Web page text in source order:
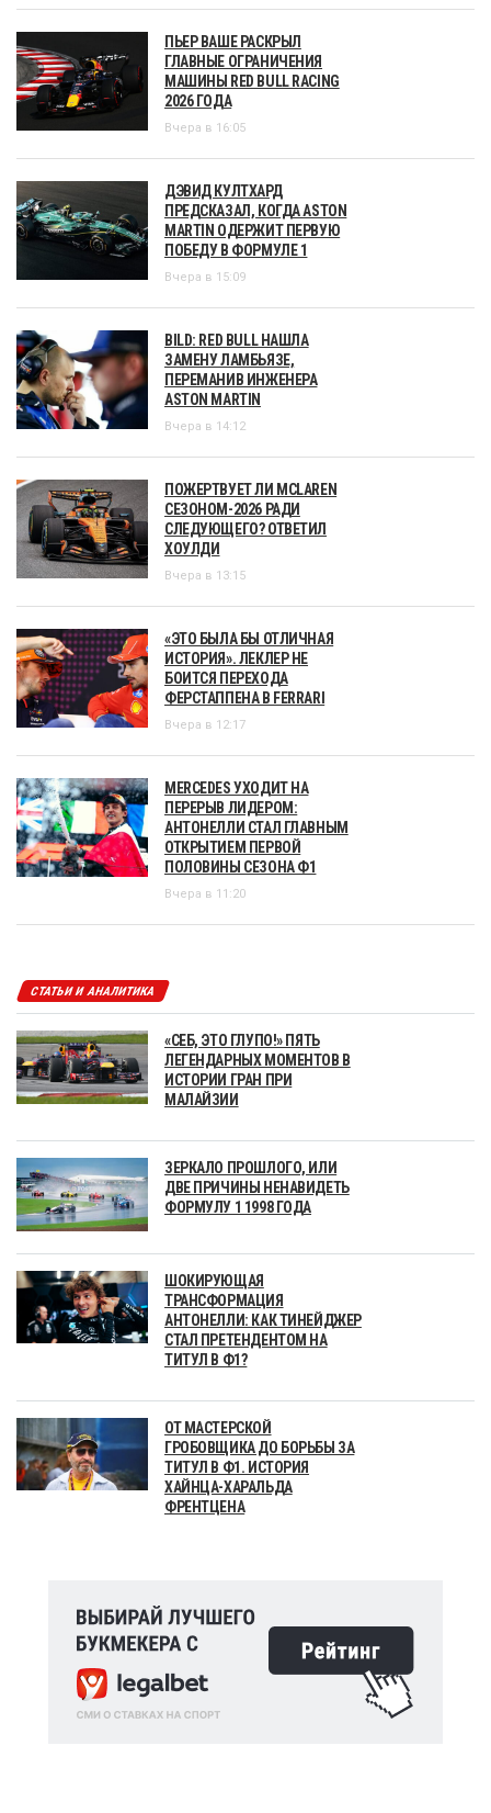
ПЬЕР ВАШЕ РАСКРЫЛ
ГЛАВНЫЕ ОГРАНИЧЕНИЯ
МАШИНЫ RED BULL RACING
2026 ГОДА
Вчера в 16:05
ДЭВИД КУЛТХАРД
ПРЕДСКАЗАЛ, КОГДА ASTON
MARTIN ОДЕРЖИТ ПЕРВУЮ
ПОБЕДУ В ФОРМУЛЕ 1
Вчера в 15:09
BILD: RED BULL НАШЛА
ЗАМЕНУ ЛАМБЬЯЗЕ,
ПЕРЕМАНИВ ИНЖЕНЕРА
ASTON MARTIN
Вчера в 14:12
ПОЖЕРТВУЕТ ЛИ MCLAREN
СЕЗОНОМ-2026 РАДИ
СЛЕДУЮЩЕГО? ОТВЕТИЛ
ХОУЛДИ
Вчера в 13:15
«ЭТО БЫЛА БЫ ОТЛИЧНАЯ
ИСТОРИЯ». ЛЕКЛЕР НЕ
БОИТСЯ ПЕРЕХОДА
ФЕРСТАППЕНА В FERRARI
Вчера в 12:17
MERCEDES УХОДИТ НА
ПЕРЕРЫВ ЛИДЕРОМ:
АНТОНЕЛЛИ СТАЛ ГЛАВНЫМ
ОТКРЫТИЕМ ПЕРВОЙ
ПОЛОВИНЫ СЕЗОНА Ф1
Вчера в 11:20
СТАТЬИ И АНАЛИТИКА
«СЕБ, ЭТО ГЛУПО!» ПЯТЬ
ЛЕГЕНДАРНЫХ МОМЕНТОВ В
ИСТОРИИ ГРАН ПРИ
МАЛАЙЗИИ
ЗЕРКАЛО ПРОШЛОГО, ИЛИ
ДВЕ ПРИЧИНЫ НЕНАВИДЕТЬ
ФОРМУЛУ 1 1998 ГОДА
ШОКИРУЮЩАЯ
ТРАНСФОРМАЦИЯ
АНТОНЕЛЛИ: КАК ТИНЕЙДЖЕР
СТАЛ ПРЕТЕНДЕНТОМ НА
ТИТУЛ В Ф1?
ОТ МАСТЕРСКОЙ
ГРОБОВЩИКА ДО БОРЬБЫ ЗА
ТИТУЛ В Ф1. ИСТОРИЯ
ХАЙНЦА-ХАРАЛЬДА
ФРЕНТЦЕНА